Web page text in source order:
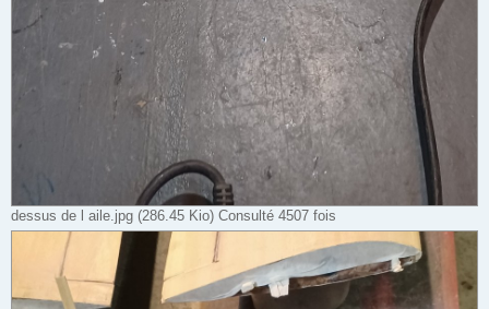
dessus de l aile.jpg (286.45 Kio) Consulté 4507 fois